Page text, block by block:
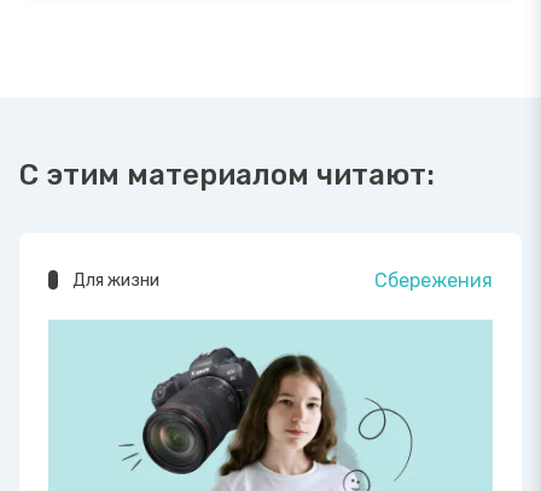
С этим материалом читают:
Для жизни Сбережения